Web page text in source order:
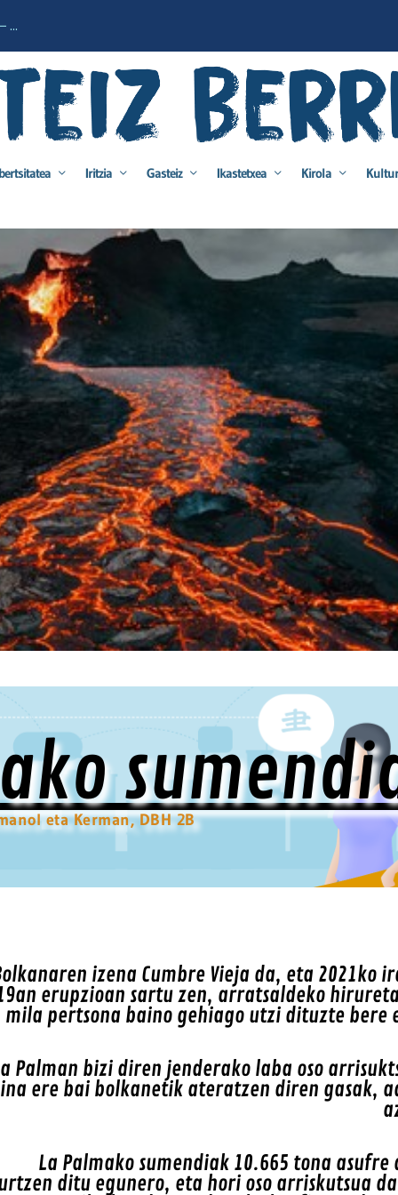
...
Iritzia Gasteiz Ikastetxea Kirola
eta Kerman, DBH 2B
izena Cumbre Vieja da, eta 2021ko
erupzioan sartu zen, arratsaldeko
mila pertsona baino gehiago utzi dituzte bere
Palman bizi diren jenderako laba oso
ere bai bolkanetik ateratzen diren gasak,
La Palmako sumendiak 10.665 tona asufre
ditu egunero, eta hori oso arriskutsua